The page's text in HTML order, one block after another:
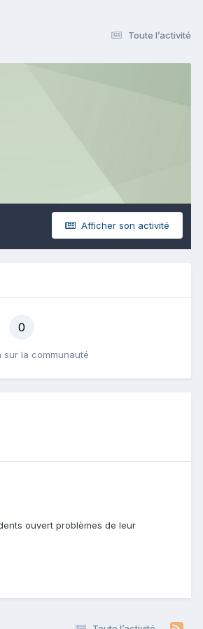
Toute l’activité
Afficher son activité
0
sur la communauté
ouvert problèmes de leur